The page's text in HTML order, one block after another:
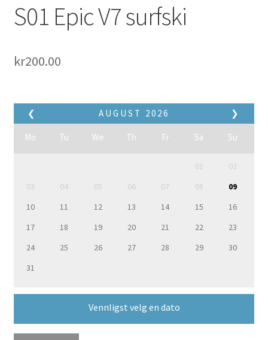
S01 Epic V7 surfski
kr200.00
❮ ❯
AUGUST 2026
Mo Tu We Th Fr Sa Su
01
02
03
04 05 06 07 08
09
10
11 12 13 14 15
16
17
18 19 20 21 22
23
24
25 26 27 28 29
30
31
Vennligst velg en dato